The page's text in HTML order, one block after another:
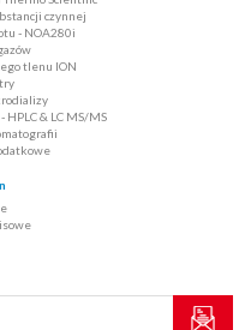
czynnej
- NOA280i
tlenu ION
& LC MS/MS